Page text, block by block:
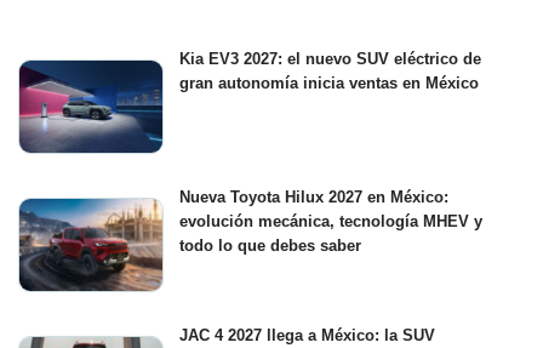
Kia EV3 2027: el nuevo SUV eléctrico de
gran autonomía inicia ventas en México
Nueva Toyota Hilux 2027 en México:
evolución mecánica, tecnología MHEV y
todo lo que debes saber
JAC 4 2027 llega a México: la SUV